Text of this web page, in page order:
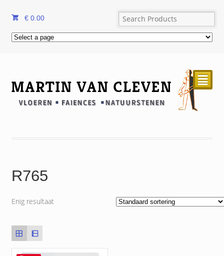
€ 0.00
²
R765
Enig resultaat